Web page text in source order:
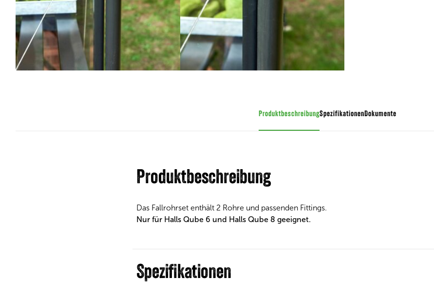
ProduktbeschreibungSpezifikationenDokumente
Produktbeschreibung
Das Fallrohrset enthält 2 Rohre und passenden Fittings.
Nur für Halls Qube 6 und Halls Qube 8 geeignet.
Spezifikationen